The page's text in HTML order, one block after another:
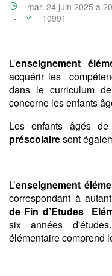
mar. 24 juin 2025 à
-
10991
L’enseignement
acquérir les
dans le curriculum
concerne les enfants
Les enfants âgés
préscolairesont
L’enseignement
correspondant à
de Fin d’Etudes
six années
élémentaire comprend